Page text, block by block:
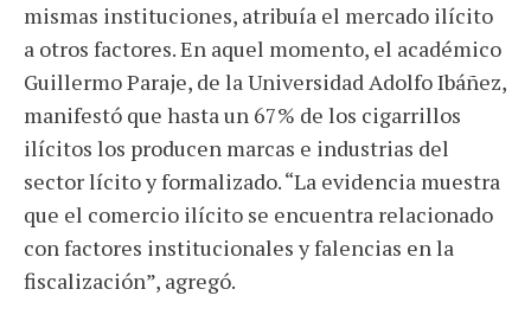
mismas instituciones, atribuía el mercado ilícito
a otros factores. En aquel momento, el académico
Guillermo Paraje, de la Universidad Adolfo Ibáñez,
manifestó que hasta un 67% de los cigarrillos
ilícitos los producen marcas e industrias del
sector lícito y formalizado. “La evidencia muestra
que el comercio ilícito se encuentra relacionado
con factores institucionales y falencias en la
fiscalización”, agregó.